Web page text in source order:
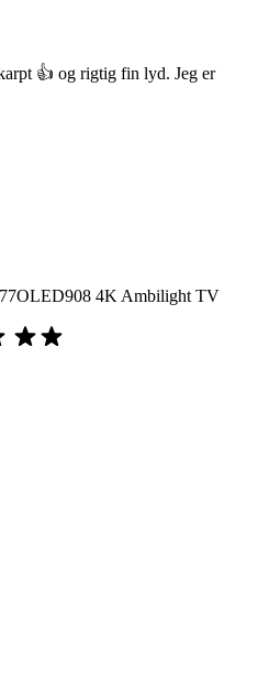
👍 og rigtig fin lyd. Jeg er
4K Ambilight TV